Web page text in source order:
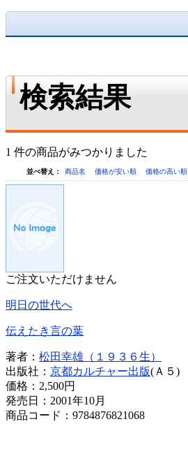
検索結果
1 件の商品がみつかりました
並べ替え： 商品名 価格が安い順 価格の高い順
ご注文いただけません
明日の世代へ
伝えたき言の葉
著者： 松田幸雄（１９３６生）
出版社： 京都カルチャー出版(Ａ５)
価格： 2,500円
発売日：2001年10月
商品コード：9784876821068